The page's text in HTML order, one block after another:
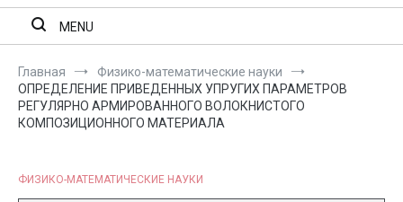
MENU
Главная
Физико-математические науки
ОПРЕДЕЛЕНИЕ ПРИВЕДЕННЫХ УПРУГИХ ПАРАМЕТРОВ
РЕГУЛЯРНО АРМИРОВАННОГО ВОЛОКНИСТОГО
КОМПОЗИЦИОННОГО МАТЕРИАЛА
ФИЗИКО-МАТЕМАТИЧЕСКИЕ НАУКИ